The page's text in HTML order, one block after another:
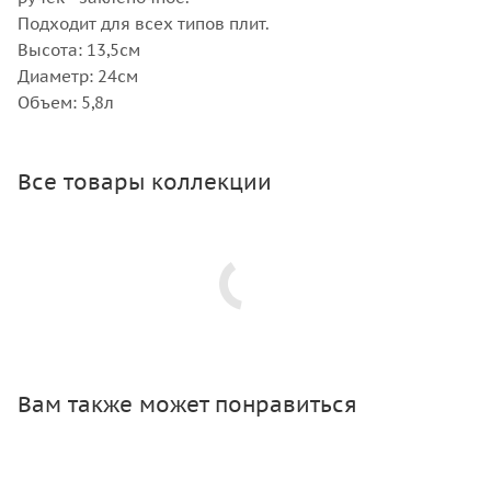
Подходит для всех типов плит.
Высота: 13,5см
Диаметр: 24см
Объем: 5,8л
Все товары коллекции
Вам также может понравиться